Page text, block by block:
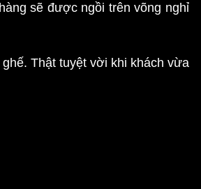
sẽ được ngồi trên võng nghỉ
Thật tuyệt vời khi khách vừa